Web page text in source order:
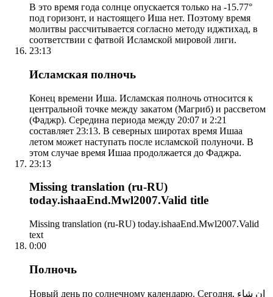
В это время года солнце опускается только на -15.77°
под горизонт, и настоящего Иша нет. Поэтому время
молитвы рассчитывается согласно методу иджтихад, в
соответствии с фатвой Исламской мировой лиги.
23:13
Исламская полночь
Конец времени Иша. Исламская полночь относится к
центральной точке между закатом (Магриб) и рассветом
(Фаджр). Середина периода между 20:07 и 2:21
составляет 23:13. В северных широтах время Ишаа
летом может наступать после исламской полуночи. В
этом случае время Ишаа продолжается до Фаджра.
23:13
Missing translation (ru-RU)
today.ishaaEnd.Mwl2007.Valid title
Missing translation (ru-RU) today.ishaaEnd.Mwl2007.Valid
text
0:00
Полночь
Новый день по солнечному календарю. Сегодня, إن شاء